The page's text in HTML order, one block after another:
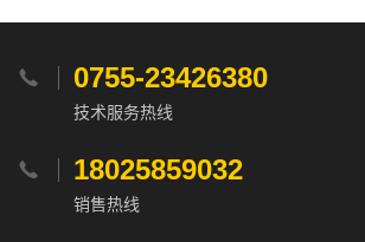
 0755-23426380
技术服务热线
 18025859032
销售热线